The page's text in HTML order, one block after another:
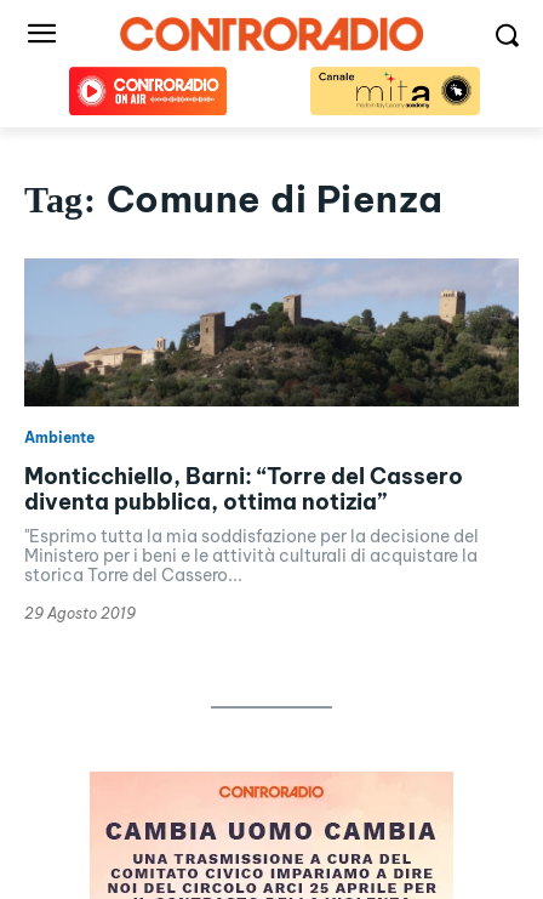
Tag: Comune di Pienza
Ambiente
Monticchiello, Barni: “Torre del Cassero
diventa pubblica, ottima notizia”
"Esprimo tutta la mia soddisfazione per la decisione del
Ministero per i beni e le attività culturali di acquistare la
storica Torre del Cassero...
29 Agosto 2019